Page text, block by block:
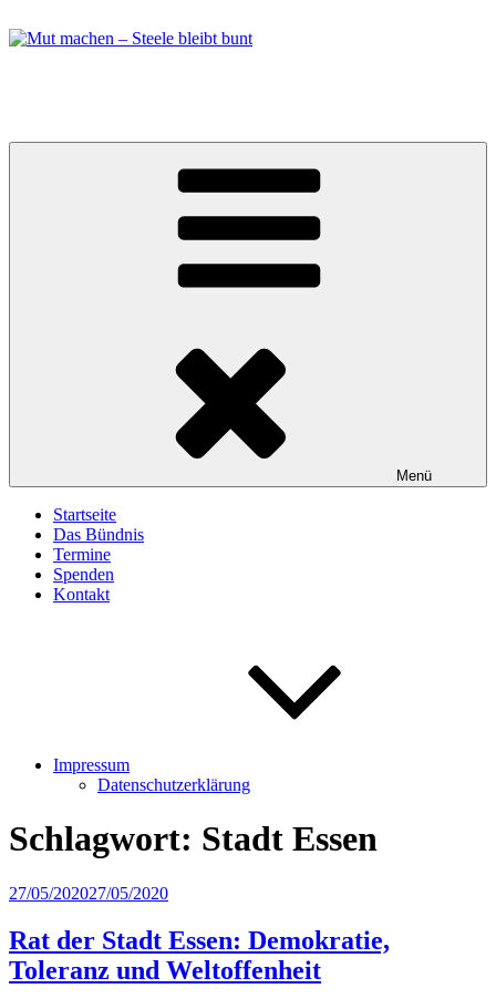
Inhalt
Menü
Startseite
Das Bündnis
Termine
Spenden
Kontakt
Impressum
Datenschutzerklärung
Schlagwort: Stadt Essen
Veröffentlicht
27/05/202027/05/2020
Rat der Stadt Essen: Demokratie,
Toleranz und Weltoffenheit